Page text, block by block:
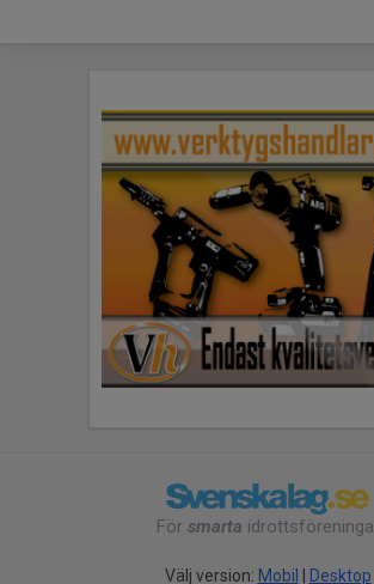
För smarta
Välj version: Mobil Desktop